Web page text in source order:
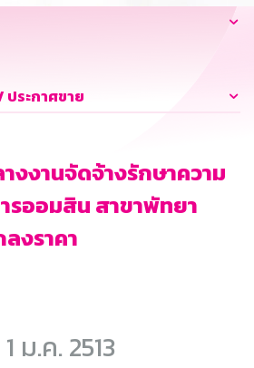
ระกาศขาย
งงานจัดจ้างรักษาความ
รออมสิน สาขาพัทยา
งราคา
ม.ค. 2513